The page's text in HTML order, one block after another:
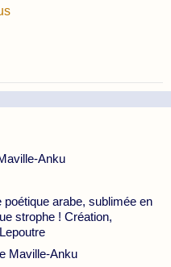
Anku
arabe, sublimée en
strophe ! Création,
Maville-Anku